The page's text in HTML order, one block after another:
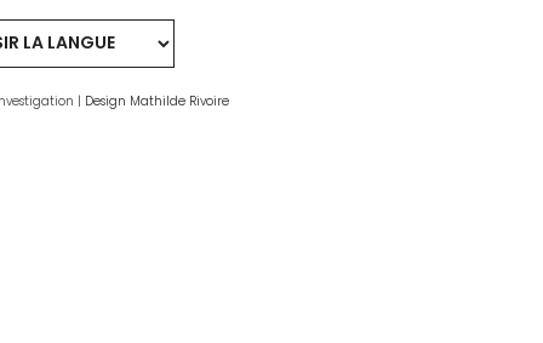
| Design Mathilde Rivoire